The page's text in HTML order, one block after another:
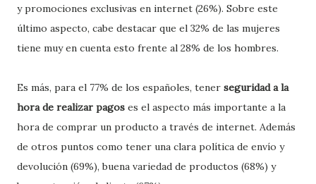
y promociones exclusivas en internet (26%). Sobre este
último aspecto, cabe destacar que el 32% de las mujeres
tiene muy en cuenta esto frente al 28% de los hombres.
Es más, para el 77% de los españoles, tener seguridad a la
hora de realizar pagos es el aspecto más importante a la
hora de comprar un producto a través de internet. Además
de otros puntos como tener una clara política de envío y
devolución (69%), buena variedad de productos (68%) y